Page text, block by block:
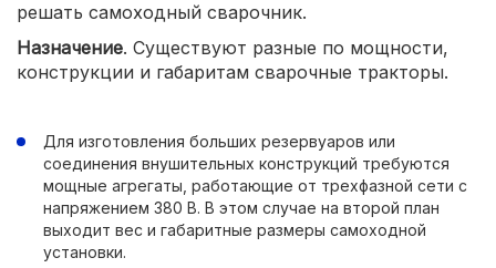
решать самоходный сварочник.
Назначение. Существуют разные по мощности,
конструкции и габаритам сварочные тракторы.
Для изготовления больших резервуаров или
соединения внушительных конструкций требуются
мощные агрегаты, работающие от трехфазной сети с
напряжением 380 В. В этом случае на второй план
выходит вес и габаритные размеры самоходной
установки.